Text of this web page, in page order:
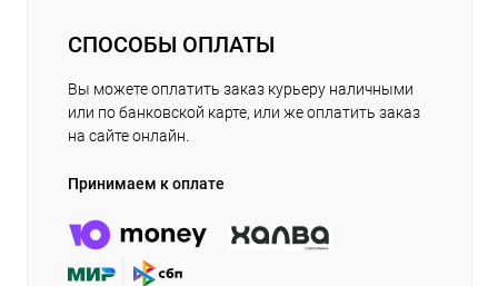
СПОСОБЫ ОПЛАТЫ
Вы можете оплатить заказ курьеру наличными
или по банковской карте, или же оплатить заказ
на сайте онлайн.
Принимаем к оплате